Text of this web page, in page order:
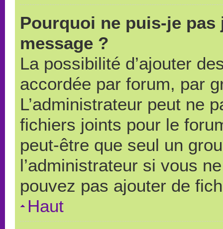
Pourquoi ne puis-je
message ?
La possibilité d’ajouter
accordée par forum, par
L’administrateur peut ne
fichiers joints pour le
peut-être que seul un
l’administrateur si vous
pouvez pas ajouter de
Haut